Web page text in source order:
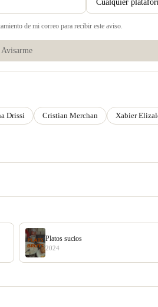
de mi correo para recibir este aviso.
Avisarme
Drissi Cristian Merchan Xabier
Platos sucios
2024